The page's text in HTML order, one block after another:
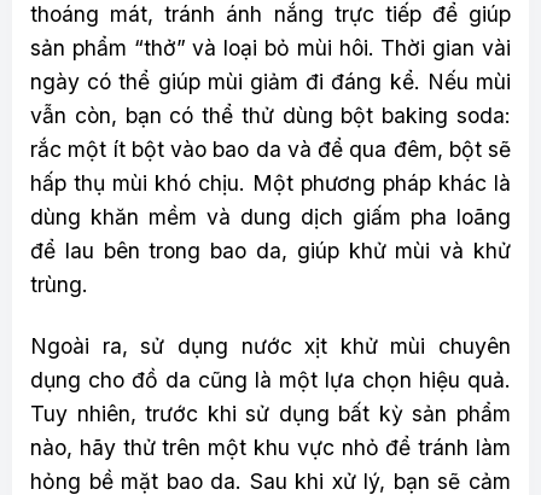
thoáng mát, tránh ánh nắng trực tiếp để giúp
sản phẩm “thở” và loại bỏ mùi hôi. Thời gian vài
ngày có thể giúp mùi giảm đi đáng kể. Nếu mùi
vẫn còn, bạn có thể thử dùng bột baking soda:
rắc một ít bột vào bao da và để qua đêm, bột sẽ
hấp thụ mùi khó chịu. Một phương pháp khác là
dùng khăn mềm và dung dịch giấm pha loãng
để lau bên trong bao da, giúp khử mùi và khử
trùng.
Ngoài ra, sử dụng nước xịt khử mùi chuyên
dụng cho đồ da cũng là một lựa chọn hiệu quả.
Tuy nhiên, trước khi sử dụng bất kỳ sản phẩm
nào, hãy thử trên một khu vực nhỏ để tránh làm
hỏng bề mặt bao da. Sau khi xử lý, bạn sẽ cảm